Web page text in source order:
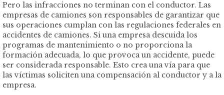
Pero las infracciones no terminan con el conductor. Las
empresas de camiones son responsables de garantizar que
sus operaciones cumplan con las regulaciones federales en
accidentes de camiones. Si una empresa descuida los
programas de mantenimiento o no proporciona la
formación adecuada, lo que provoca un accidente, puede
ser considerada responsable. Esto crea una vía para que
las víctimas soliciten una compensación al conductor y a la
empresa.